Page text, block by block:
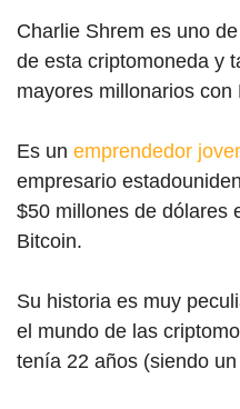
Charlie Shrem es uno
de esta criptomoneda y
mayores millonarios con
Es un emprendedor
empresario
$50 millones de dólares
Bitcoin.
Su historia es muy
el mundo de las
tenía 22 años (siendo